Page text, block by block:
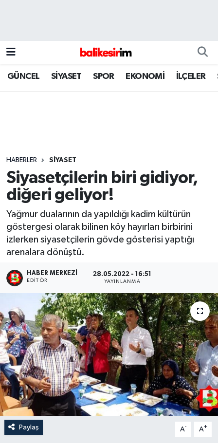
GÜNCEL SİYASET SPOR EKONOMİ İLÇELER
HABERLER SİYASET
Siyasetçilerin biri gidiyor,
diğeri geliyor!
Yağmur dualarının da yapıldığı kadim kültürün
göstergesi olarak bilinen köy hayırları birbirini
izlerken siyasetçilerin gövde gösterisi yaptığı
arenalara dönüştü.
HABER MERKEZI
EDITÖR
28.05.2022 - 16:51
YAYINLANMA
Paylaş A- A+